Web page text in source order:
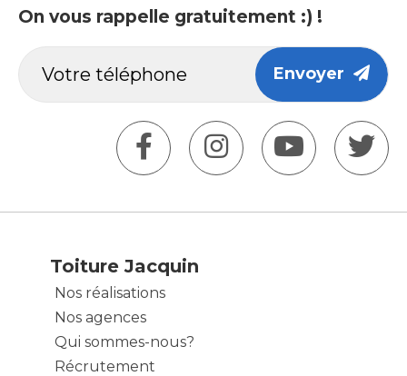
On vous rappelle gratuitement :) !
Envoyer
Toiture Jacquin
Nos réalisations
Nos agences
Qui sommes-nous?
Récrutement